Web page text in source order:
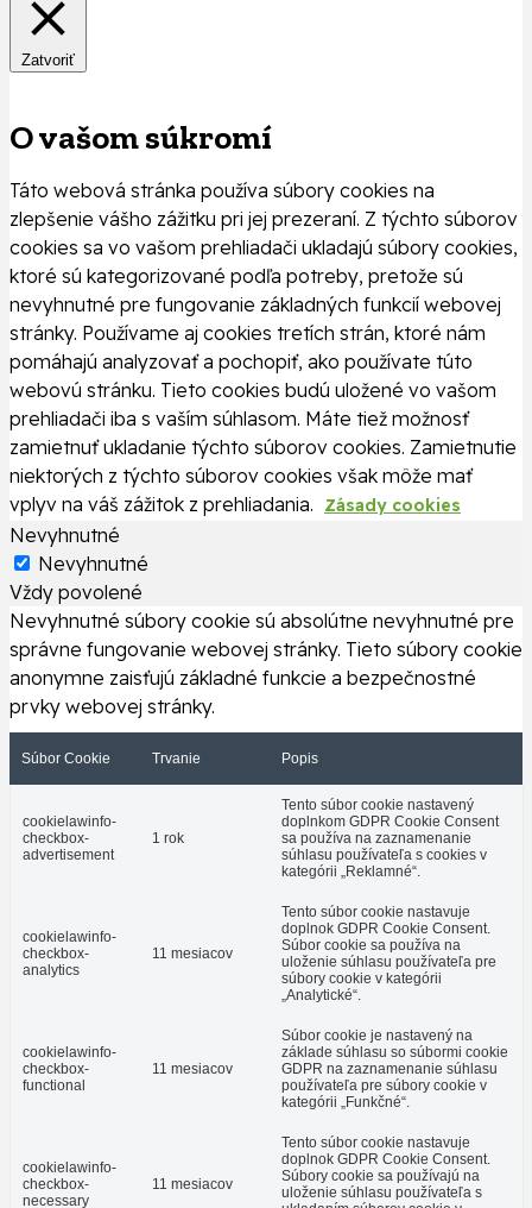
Zatvoriť
O vašom súkromí
Táto webová stránka používa súbory cookies na
zlepšenie vášho zážitku pri jej prezeraní. Z týchto súborov
cookies sa vo vašom prehliadači ukladajú súbory cookies,
ktoré sú kategorizované podľa potreby, pretože sú
nevyhnutné pre fungovanie základných funkcií webovej
stránky. Používame aj cookies tretích strán, ktoré nám
pomáhajú analyzovať a pochopiť, ako používate túto
webovú stránku. Tieto cookies budú uložené vo vašom
prehliadači iba s vaším súhlasom. Máte tiež možnosť
zamietnuť ukladanie týchto súborov cookies. Zamietnutie
niektorých z týchto súborov cookies však môže mať
vplyv na váš zážitok z prehliadania.
Zásady cookies
Nevyhnutné
Nevyhnutné
Vždy povolené
Nevyhnutné súbory cookie sú absolútne nevyhnutné pre
správne fungovanie webovej stránky. Tieto súbory cookie
anonymne zaisťujú základné funkcie a bezpečnostné
prvky webovej stránky.
Súbor Cookie Trvanie Popis
cookielawinfo-
checkbox-
advertisement
1 rok
Tento súbor cookie nastavený
doplnkom GDPR Cookie Consent
sa používa na zaznamenanie
súhlasu používateľa s cookies v
kategórii „Reklamné“.
cookielawinfo-
checkbox-
analytics
11 mesiacov
Tento súbor cookie nastavuje
doplnok GDPR Cookie Consent.
Súbor cookie sa používa na
uloženie súhlasu používateľa pre
súbory cookie v kategórii
„Analytické“.
cookielawinfo-
checkbox-
functional
11 mesiacov
Súbor cookie je nastavený na
základe súhlasu so súbormi cookie
GDPR na zaznamenanie súhlasu
používateľa pre súbory cookie v
kategórii „Funkčné“.
cookielawinfo-
checkbox-
necessary
11 mesiacov
Tento súbor cookie nastavuje
doplnok GDPR Cookie Consent.
Súbory cookie sa používajú na
uloženie súhlasu používateľa s